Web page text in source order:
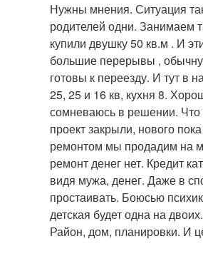
Нужны мнения. Ситуация
родителей одни. Занимаем
купили двушку 50 кв.м . И
большие перерывы ,
готовы к переезду. И тут в
25, 25 и 16 кв, кухня 8.
сомневаюсь в решении. Что
проект закрыли, нового
ремонтом мы продадим на
ремонт денег нет. Кредит
видя мужа, денег. Даже в
простаивать. Боюсью
детская будет одна на
Район, дом, планировки. И